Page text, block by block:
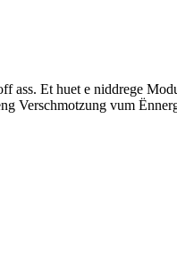
Et huet e niddrege
Verschmotzung vum